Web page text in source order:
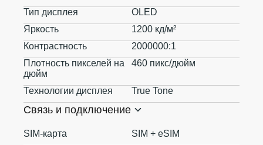
Тип дисплея
OLED
Яркость
1200 кд/м²
Контрастность
2000000:1
Плотность пикселей на
дюйм
460 пикс/дюйм
Технологии дисплея True Tone
Связь и подключение
SIM-карта
SIM + eSIM